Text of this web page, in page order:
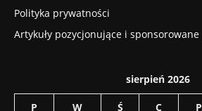
Polityka prywatności
Artykuły pozycjonujące i sponsorowane
sierpień 2026
P W Ś C P